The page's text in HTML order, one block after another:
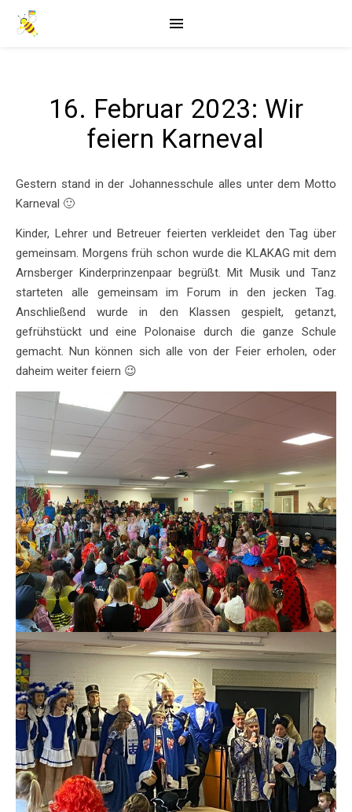
16. Februar 2023: Wir
feiern Karneval
Gestern stand in der Johannesschule alles unter dem Motto
Karneval 🙂
Kinder, Lehrer und Betreuer feierten verkleidet den Tag über
gemeinsam. Morgens früh schon wurde die KLAKAG mit dem
Arnsberger Kinderprinzenpaar begrüßt. Mit Musik und Tanz
starteten alle gemeinsam im Forum in den jecken Tag.
Anschließend wurde in den Klassen gespielt, getanzt,
gefrühstückt und eine Polonaise durch die ganze Schule
gemacht. Nun können sich alle von der Feier erholen, oder
daheim weiter feiern 😉